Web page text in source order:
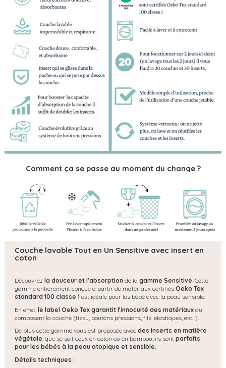
Comment ça se passe au moment du change ?
Couche lavable Tout en Un Sensitive avec insert en
coton
Découvrez la douceur et l'absorption de la gamme Sensitive . Cette
gamme entièrement conçue à partir de matériaux certifiés Oeko Tex
standard 100 classe 1 est idéale pour les bébé avec la peau sensible.
En effet, le label Oeko Tex garantit l'innocuité des matériaux qui
composent la couche (tissu, boutons pressions, fils, elastiques, etc...).
De plus cette gamme vous est proposée avec des inserts en matière
végétale, que se soit ceux en coton ou en bambou, ils sont parfaits
pour les bébés à la peau atopique et sensible.
Détails techniques :